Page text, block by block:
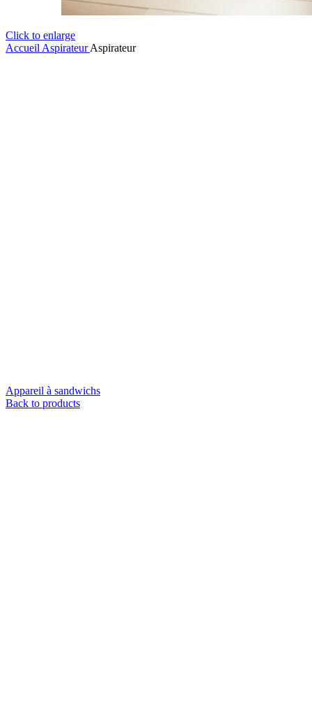
Click to enlarge
Accueil AspirateurAspirateur
Appareil à sandwichs
Back to products